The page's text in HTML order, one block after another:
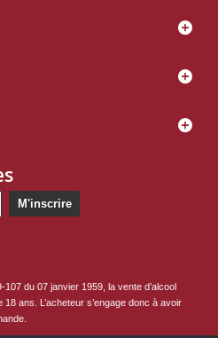
M'inscrire
107 du 07 janvier 1959, la vente d’alcool
ans. L’acheteur s’engage donc à avoir